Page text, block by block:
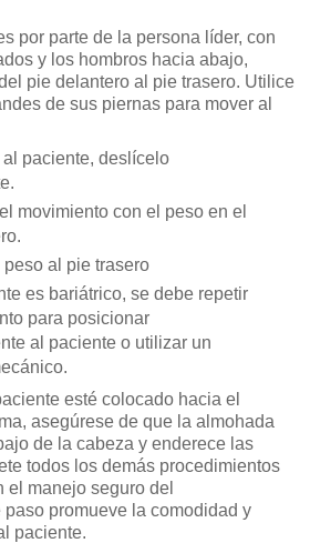
por parte de la persona líder, con
y los hombros hacia abajo,
pie delantero al pie trasero. Utilice
de sus piernas para mover al
al paciente, deslícelo
movimiento con el peso en el
al pie trasero
es bariátrico, se debe repetir
para posicionar
al paciente o utilizar un
esté colocado hacia el
asegúrese de que la almohada
de la cabeza y enderece las
todos los demás procedimientos
el manejo seguro del
promueve la comodidad y
paciente.